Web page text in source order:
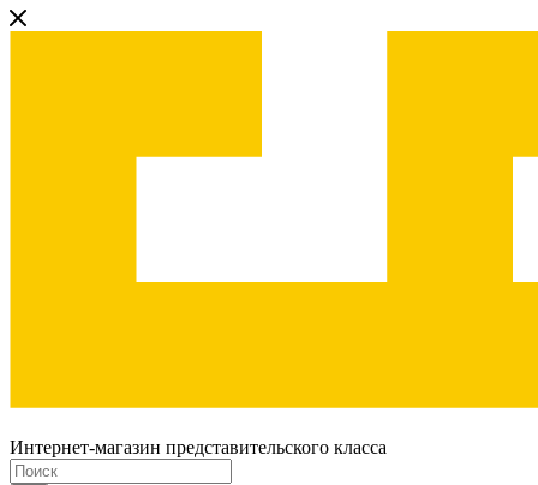
Интернет-магазин представительского класса